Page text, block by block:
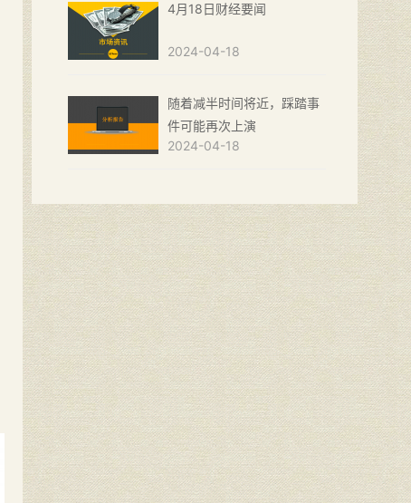
4月18日财经要闻
2024-04-18
随着减半时间将近，踩踏事
件可能再次上演
2024-04-18